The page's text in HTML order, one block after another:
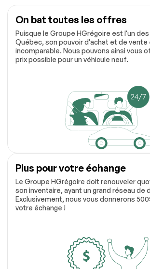
On bat toutes les offres
Puisque le Groupe HGrégoire est l'un des
Québec, son pouvoir d'achat et de vente
incomparable. Nous pouvons ainsi vous
prix possible pour un véhicule neuf.
Plus pour votre échange
Le Groupe HGrégoire doit renouveler
son inventaire, ayant un grand réseau de
Exclusivement, nous vous donnerons
votre échange !